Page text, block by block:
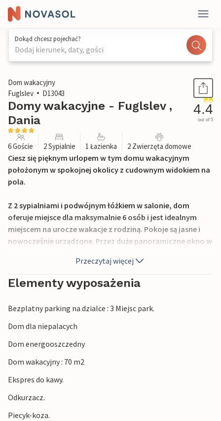
Dokąd chcesz pojechać?
Dodaj kierunek, daty, gości
1 / 26
Dom wakacyjny
Fuglslev
D13043
Domy wakacyjne - Fuglslev ,
Dania
4.4
out of 5
6 Goście 2 Sypialnie 1 Łazienka 2 Zwierzęta domowe
Ciesz się pięknym urlopem w tym domu wakacyjnym
położonym w spokojnej okolicy z cudownym widokiem na
pola.
Z 2 sypialniami i podwójnym łóżkiem w salonie, dom
oferuje miejsce dla maksymalnie 6 osób i jest idealnym
miejscem na urocze wakacje z rodziną. Pokoje są jasne i
nowocześnie urządzone. Przez duże panoramiczne okno w
Rozgość się przy kominku i ciesz się przytulnym ciepłem.
Otwarty i zadaszony taras zaprasza do spędzenia wielu
mnóstwo miejsca do zabawy.
wakacji.
Każdy będzie długo wspominał z przyjemnością swój urlop
w tym zapraszającym domu wakacyjnym.
Przeczytaj więcej
Elementy wyposażenia
Bezplatny parking na dzialce : 3 Miejsc park.
Dom dla niepalacych
Dom energooszczedny
Dom wakacyjny : 70 m2
Ekspres do kawy.
Odkurzacz.
Piecyk-koza.